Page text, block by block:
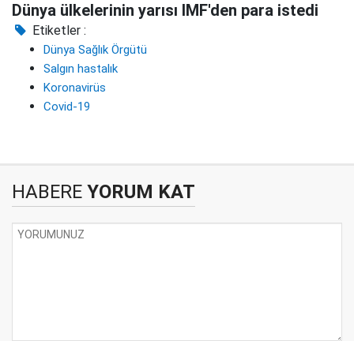
Dünya ülkelerinin yarısı IMF'den para istedi
Etiketler :
Dünya Sağlık Örgütü
Salgın hastalık
Koronavirüs
Covid-19
HABERE YORUM KAT